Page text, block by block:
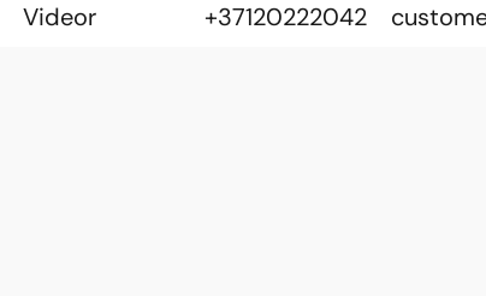
Videor +37120222042